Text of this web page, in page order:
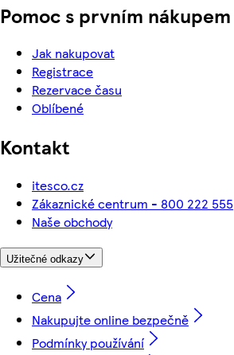
Pomoc s prvním nákupem
Jak nakupovat
Registrace
Rezervace času
Oblíbené
Kontakt
itesco.cz
Zákaznické centrum - 800 222 555
Naše obchody
Užitečné odkazy
Cena
Nakupujte online bezpečně
Podmínky používání